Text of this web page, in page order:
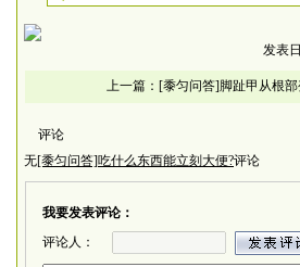
发表
上一篇： [黍匀问答]脚趾甲从根
评论
无[黍匀问答]吃什么东西能立刻大便?评论
我要发表评论：
评论人：